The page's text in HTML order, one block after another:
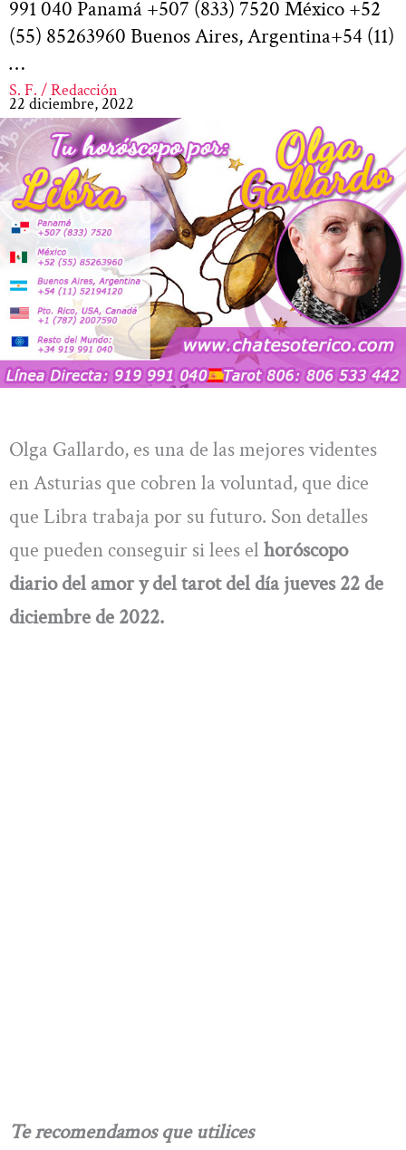
991 040 Panamá +507 (833) 7520 México +52
(55) 85263960 Buenos Aires, Argentina+54 (11)
…
S. F. / Redacción
22 diciembre, 2022
Olga Gallardo, es una de las mejores videntes
en Asturias que cobren la voluntad, que dice
que Libra trabaja por su futuro. Son detalles
que pueden conseguir si lees el horóscopo
diario del amor y del tarot del día jueves 22 de
diciembre de 2022.
Te recomendamos que utilices